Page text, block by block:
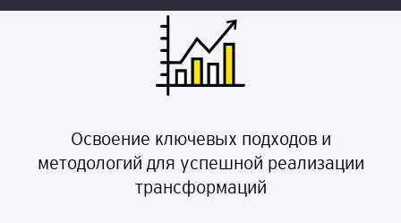
Освоение ключевых подходов и
методологий для успешной реализации
трансформаций